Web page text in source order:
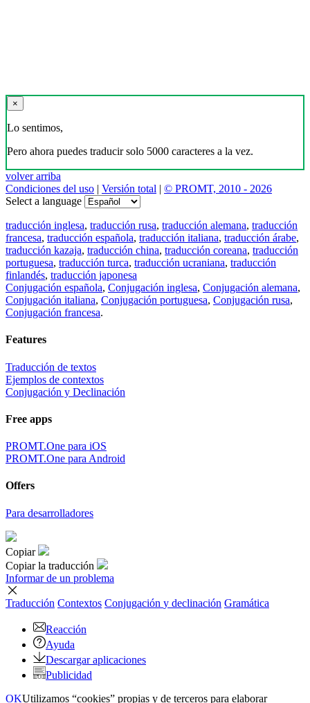
×
Lo sentimos,
Pero ahora puedes traducir solo 5000 caracteres a la vez.
volver arriba
Condiciones del uso | Versión total | © PROMT, 2010 - 2026
Select a language
traducción inglesa, traducción rusa, traducción alemana, traducción
francesa, traducción española, traducción italiana, traducción árabe,
traducción kazaja, traducción china, traducción coreana, traducción
portuguesa, traducción turca, traducción ucraniana, traducción
finlandés, traducción japonesa
Conjugación española, Conjugación inglesa, Conjugación alemana,
Conjugación italiana, Conjugación portuguesa, Conjugación rusa,
Conjugación francesa.
Features
Traducción de textos
Ejemplos de contextos
Conjugación y Declinación
Free apps
PROMT.One para iOS
PROMT.One para Android
Offers
Para desarrolladores
Copiar
Copiar la traducción
Informar de un problema
Traducción Contextos Conjugación y declinación Gramática
Reacción
Ayuda
Descargar aplicaciones
Publicidad
OKUtilizamos “cookies” propias y de terceros para elaborar